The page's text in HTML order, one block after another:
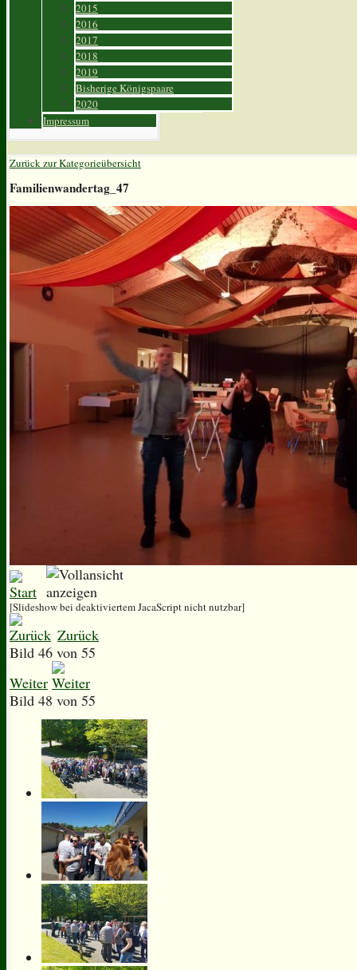
2015
2016
2017
2018
2019
Bisherige Königspaare
2020
Impressum
Zurück zur Kategorieübersicht
Familienwandertag_47
[Slideshow bei deaktiviertem JacaScript nicht nutzbar]
Zurück
Bild 46 von 55
Weiter
Bild 48 von 55